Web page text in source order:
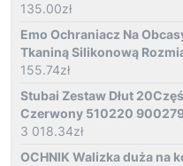
135.00zł
Emo Ochraniacz Na
Tkaniną Silikonową
155.74zł
Stubai Zestaw Dłut
Czerwony 510220
3 018.34zł
OCHNIK Walizka duża na